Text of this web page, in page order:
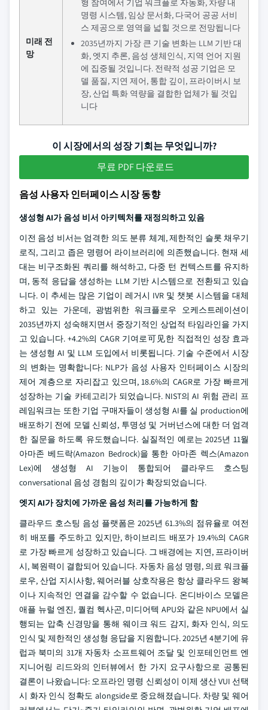
미래 전
망
형 참여에서 기업 워크플로 자동화, 차량 내
명령 시스템, 임상 문서화, 다국어 공공 서비
스 제공으로 영역을 넓힐 것으로 전망됩니다
2035년까지 가장 큰 기술 변화는 LLM 기반 대
화, 엣지 추론, 음성 생체인식, 지역 언어 지원
에 집중될 것입니다. 전략적 성공 기업은 모
델 품질, 지연 제어, 통합 깊이, 프라이버시 보
장, 산업 특화 역량을 결합한 업체가 될 것입
니다
이 시장에서의 성장 기회는 무엇입니까?
무료 PDF 다운로드
음성 사용자 인터페이스 시장 동향
생성형 AI가 음성 비서 아키텍처를 재정의하고 있음
이전 음성 비서는 엄격한 의도 분류 체계, 제한적인 슬롯 채우기
로직, 그리고 좁은 명령어 라이브러리에 의존했습니다. 현재 세
대는 비구조화된 쿼리를 해석하고, 다중 턴 컨텍스트를 유지하
며, 동적 응답을 생성하는 LLM 기반 시스템으로 전환되고 있습
니다. 이 추세는 많은 기업이 레거시 IVR 및 챗봇 시스템을 대체
하고 있는 가운데, 광범위한 워크플로우 오케스트레이션이
2035년까지 성숙해지면서 중장기적인 상업적 타임라인을 가지
고 있습니다. +4.2%의 CAGR 기여로可见한 직접적인 성장 효과
는 생성형 AI 및 LLM 도입에서 비롯됩니다. 기술 수준에서 시장
의 변화는 명확합니다: NLP가 음성 사용자 인터페이스 시장의
제어 계층으로 자리잡고 있으며, 18.6%의 CAGR로 가장 빠르게
성장하는 기술 카테고리가 되었습니다. NIST의 AI 위험 관리 프
레임워크는 또한 기업 구매자들이 생성형 AI를 실 production에
배포하기 전에 모델 신뢰성, 투명성 및 거버넌스에 대한 더 엄격
한 질문을 하도록 유도했습니다. 실질적인 예로는 2025년 11월
아마존 베드락(Amazon Bedrock)을 통한 아마존 렉스(Amazon
Lex)에 생성형 AI 기능이 통합되어 클라우드 호스팅
conversational 음성 경험의 깊이가 확장되었습니다.
엣지 AI가 장치에 가까운 음성 처리를 가능하게 함
클라우드 호스팅 음성 플랫폼은 2025년 61.3%의 점유율로 여전
히 배포를 주도하고 있지만, 하이브리드 배포가 19.4%의 CAGR
로 가장 빠르게 성장하고 있습니다. 그 배경에는 지연, 프라이버
시, 복원력이 결합되어 있습니다. 자동차 음성 명령, 의료 워크플
로우, 산업 지시사항, 웨어러블 상호작용은 항상 클라우드 왕복
이나 지속적인 연결을 감수할 수 없습니다. 온디바이스 모델은
애플 뉴럴 엔진, 퀄컴 헥사곤, 미디어텍 APU와 같은 NPU에서 실
행되는 압축 신경망을 통해 웨이크 워드 감지, 화자 인식, 의도
인식 및 제한적인 생성형 응답을 지원합니다. 2025년 4분기에 유
럽과 북미의 31개 자동차 소프트웨어 조달 및 인포테인먼트 엔
지니어링 리드와의 인터뷰에서 한 가지 요구사항으로 공통된
결론이 나왔습니다: 오프라인 명령 신뢰성이 이제 생산 VUI 선택
시 화자 인식 정확도 alongside로 중요해졌습니다. 차량 및 웨어